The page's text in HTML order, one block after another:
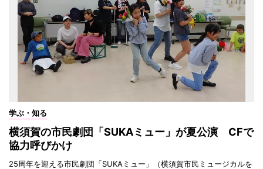
学ぶ・知る
横須賀の市民劇団「SUKAミュー」が夏公演 CFで
協力呼びかけ
25周年を迎える市民劇団「SUKAミュー」（横須賀市民ミュージカルを